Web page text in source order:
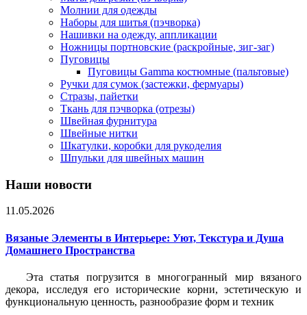
Молнии для одежды
Наборы для шитья (пэчворка)
Нашивки на одежду, аппликации
Ножницы портновские (раскройные, зиг-заг)
Пуговицы
Пуговицы Gamma костюмные (пальтовые)
Ручки для сумок (застежки, фермуары)
Стразы, пайетки
Ткань для пэчворка (отрезы)
Швейная фурнитура
Швейные нитки
Шкатулки, коробки для рукоделия
Шпульки для швейных машин
Наши новости
11.05.2026
Вязаные Элементы в Интерьере: Уют, Текстура и Душа
Домашнего Пространства
Эта статья погрузится в многогранный мир вязаного
декора, исследуя его исторические корни, эстетическую и
функциональную ценность, разнообразие форм и техник